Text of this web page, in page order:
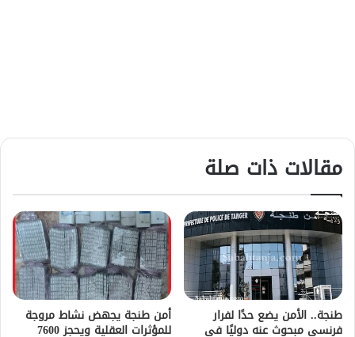
مقالات ذات صلة
طنجة.. الأمن يضع حدًا لفرار
فرنسي مبحوث عنه دوليًا في
أمن طنجة يجهض نشاط مروجة
للمؤثرات العقلية ويحجز 7600